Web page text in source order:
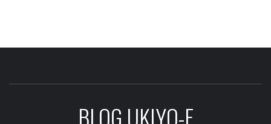
BLOG UKIYO-E